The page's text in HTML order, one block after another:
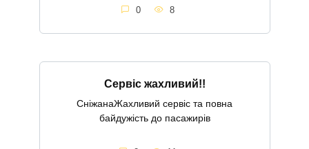
0 8
Сервіс жахливий!!
СніжанаЖахливий сервіс та повна
байдужість до пасажирів